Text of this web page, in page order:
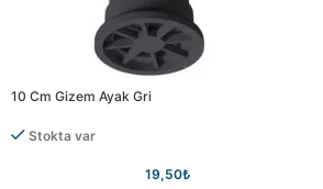
10 Cm Gizem Ayak Gri
Stokta var
19,50₺